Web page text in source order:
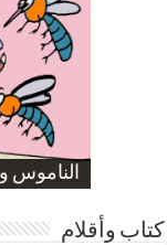
الناموس
الموظفين
ارتفاع
صورة
صورة
كتاب وأقلام